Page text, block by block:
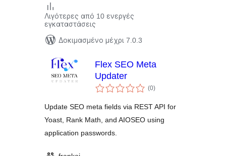
Λιγότερες από 10 ενεργές
εγκαταστάσεις
Δοκιμασμένο μέχρι 7.0.3
Flex SEO Meta
Updater
(0αξιολογήσεις
σύνολο
)
Update SEO meta fields via REST API for
Yoast, Rank Math, and AIOSEO using
application passwords.